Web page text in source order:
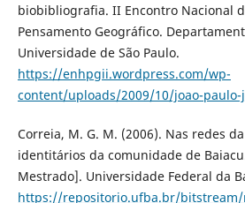
biobibliografia. II Encontro Nacional
Pensamento Geográfico.
Universidade de São Paulo.
https://enhpgii.wordpress.com/wp-
content/uploads/2009/10/joao-
Correia, M. G. M. (2006). Nas redes
identitários da comunidade de
Mestrado]. Universidade Federal da
https://repositorio.ufba.br/bitstream/ri/